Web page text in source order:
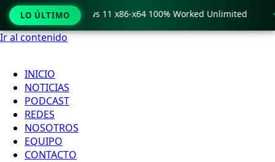
Ir al contenido
INICIO
NOTICIAS
PODCAST
REDES
NOSOTROS
EQUIPO
CONTACTO
LO ÚLTIMO
Crack only Windows 11 x86-x64 100% Worked Unlimited